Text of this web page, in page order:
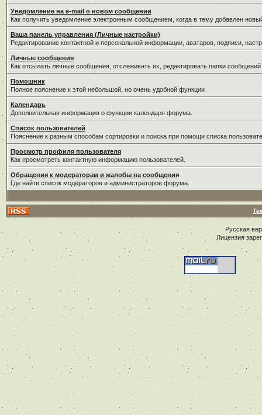
Уведомление на е-mail о новом сообщении
Как получить уведомление электронным сообщением, когда в тему добавлен
Ваша панель управления (Личные настройки)
Редактирование контактной и персональной информации, аватаров, подписи,
Личные сообщения
Как отсылать личные сообщения, отслеживать их, редактировать папки
Помошник
Полное пояснение к этой небольшой, но очень удобной функции
Календарь
Дополнительная информация о функции календаря форума.
Список пользователей
Пояснение к разным способам сортировки и поиска при помощи списка
Просмотр профиля пользователя
Как просмотреть контактную информацию пользователей.
Обращения к модераторам и жалобы на сообщения
Где найти список модераторов и администраторов форума.
Русская
Лицензия